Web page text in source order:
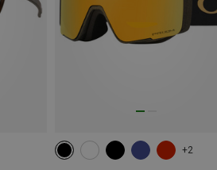
+2